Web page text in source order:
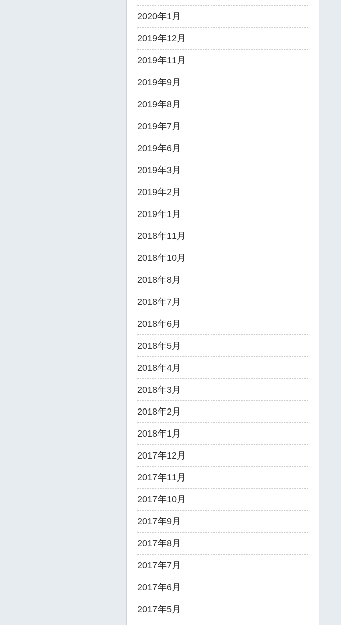
2020年1月
2019年12月
2019年11月
2019年9月
2019年8月
2019年7月
2019年6月
2019年3月
2019年2月
2019年1月
2018年11月
2018年10月
2018年8月
2018年7月
2018年6月
2018年5月
2018年4月
2018年3月
2018年2月
2018年1月
2017年12月
2017年11月
2017年10月
2017年9月
2017年8月
2017年7月
2017年6月
2017年5月